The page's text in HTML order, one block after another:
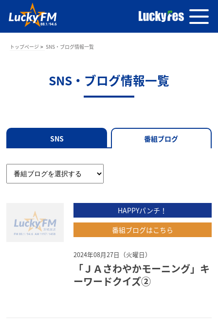
トップページ SNS・ブログ情報一覧
SNS・ブログ情報一覧
SNS 番組ブログ
HAPPYパンチ！
番組ブログはこちら
2024年08月27日（火曜日）
「ＪＡさわやかモーニング」キ
ーワードクイズ②